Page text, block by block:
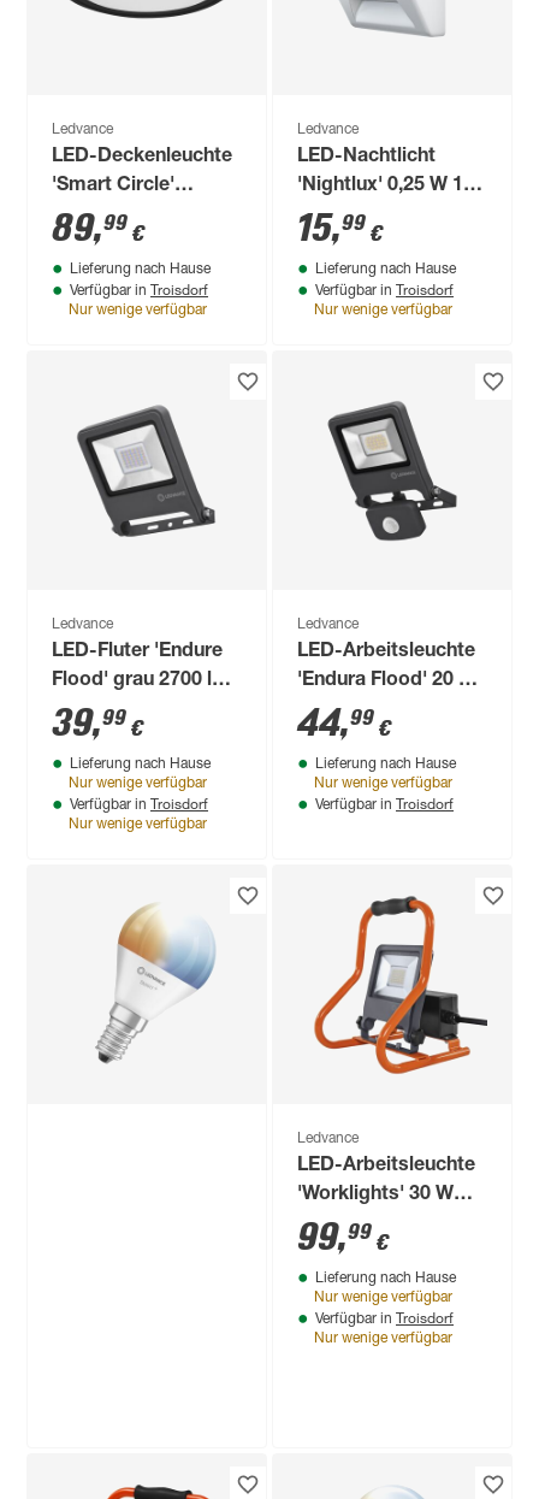
Ledvance
LED-Deckenleuchte
'Smart Circle'
dimmbar 28 W 750
lm RGB - tunable
white Ø 46 x 9,5 cm
89,99 €
Lieferung nach Hause
Verfügbar in Troisdorf
Nur wenige verfügbar
Ledvance
LED-Nachtlicht
'Nightlux' 0,25 W 10
lm neutralweiß 8,4 x
7,3 x 2,8 cm
15,99 €
Lieferung nach Hause
Verfügbar in Troisdorf
Nur wenige verfügbar
Ledvance
LED-Fluter 'Endure
Flood' grau 2700 lm,
IP 65
39,99 €
Lieferung nach Hause
Nur wenige verfügbar
Verfügbar in Troisdorf
Nur wenige verfügbar
Ledvance
LED-Arbeitsleuchte
'Endura Flood' 20 W
1700 lm warmweiß
IP 44
44,99 €
Lieferung nach Hause
Nur wenige verfügbar
Verfügbar in Troisdorf
Ledvance
LED-Arbeitsleuchte
'Worklights' 30 W
2700 lm kaltweiß IP
44
99,99 €
Lieferung nach Hause
Nur wenige verfügbar
Verfügbar in Troisdorf
Nur wenige verfügbar